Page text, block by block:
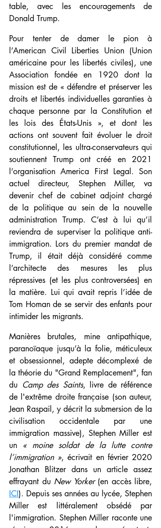
table, avec les encouragements de
Donald Trump.
Pour tenter de damer le pion à
l’American Civil Liberties Union (Union
américaine pour les libertés civiles), une
Association fondée en 1920 dont la
mission est de « défendre et préserver les
droits et libertés individuelles garanties à
chaque personne par la Constitution et
les lois des États-Unis », et dont les
actions ont souvent fait évoluer le droit
constitutionnel, les ultra-conservateurs qui
soutiennent Trump ont créé en 2021
l’organisation America First Legal. Son
actuel directeur, Stephen Miller, va
devenir chef de cabinet adjoint chargé
de la politique au sein de la nouvelle
administration Trump. C’est à lui qu’il
reviendra de superviser la politique anti-
immigration. Lors du premier mandat de
Trump, il était déjà considéré comme
l’architecte des mesures les plus
répressives (et les plus controversées) en
la matière. Lui qui avait repris l’idée de
Tom Homan de se servir des enfants pour
intimider les migrants.
Manières brutales, mine antipathique,
paranoïaque jusqu’à la folie, méticuleux
et obsessionnel, adepte décomplexé de
la théorie du "Grand Remplacement", fan
du Camp des Saints, livre de référence
de l'extrême droite française (son auteur,
Jean Raspail, y décrit la submersion de la
civilisation occidentale par une
immigration massive), Stephen Miller est
un « moine soldat de la lutte contre
l’immigration », écrivait en février 2020
Jonathan Blitzer dans un article assez
effrayant du New Yorker
ICI). Depuis ses années au lycée, Stephen
Miller est littéralement obsédé par
l'immigration. Stephen Miller raconte une